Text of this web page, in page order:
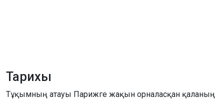
Тарихы
Тұқымның атауы Парижге жақын орналасқан қаланың